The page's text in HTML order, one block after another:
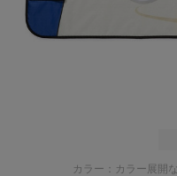
カラー：カラー展開